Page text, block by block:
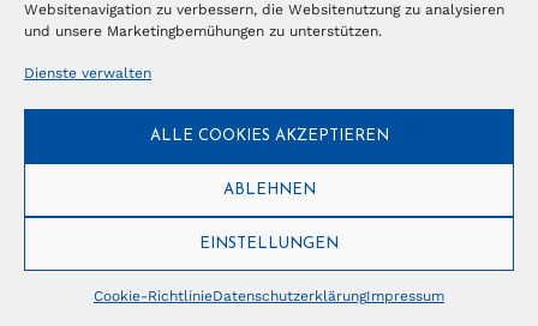
Websitenavigation zu verbessern, die Websitenutzung zu analysieren
und unsere Marketingbemühungen zu unterstützen.
Dienste verwalten
ALLE COOKIES AKZEPTIEREN
ABLEHNEN
EINSTELLUNGEN
Cookie-RichtlinieDatenschutzerklärungImpressum
Anmelden
© Copyright 2026 – Ferientrends // info@tlvg.ch
Tourismus Lifestyle Verlag GmbH // Frohbergweg 1 - CH-3012 Bern //
Datenschutzerklärung //Impressum